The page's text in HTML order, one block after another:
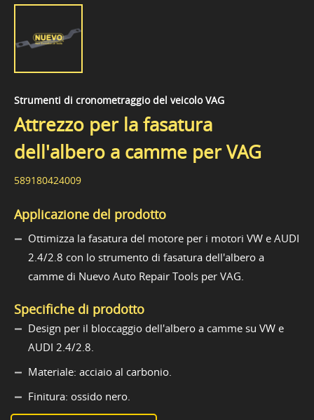
Strumenti di cronometraggio del veicolo VAG
Attrezzo per la fasatura
dell'albero a camme per VAG
589180424009
Applicazione del prodotto
Ottimizza la fasatura del motore per i motori VW e AUDI
2.4/2.8 con lo strumento di fasatura dell'albero a
camme di Nuevo Auto Repair Tools per VAG.
Specifiche di prodotto
Design per il bloccaggio dell'albero a camme su VW e
AUDI 2.4/2.8.
Materiale: acciaio al carbonio.
Finitura: ossido nero.